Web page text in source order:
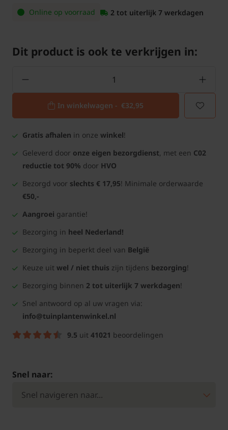
Online op voorraad
2 tot uiterlijk 7 werkdagen
Dit product is ook te verkrijgen in:
In winkelwagen - €32,95
Gratis afhalen in onze winkel!
Geleverd door onze eigen bezorgdienst, met een C02
reductie tot 90% door HVO
Bezorgd voor slechts € 17,95! Minimale orderwaarde
€50,-
Aangroei garantie!
Bezorging in heel Nederland!
Bezorging in beperkt deel van België
Keuze uit wel / niet thuis zijn tijdens bezorging!
Bezorging binnen 2 tot uiterlijk 7 werkdagen!
Snel antwoord op al uw vragen via:
info@tuinplantenwinkel.nl
9.5 uit 41021 beoordelingen
Snel naar: